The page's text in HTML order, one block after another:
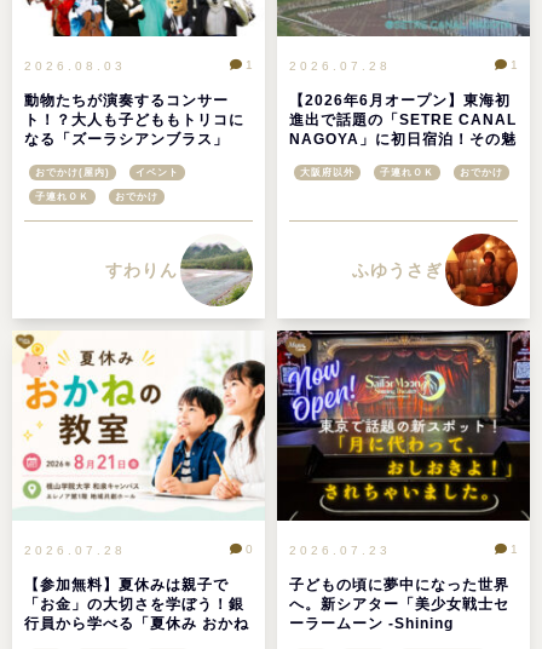
2026.08.03
動物たちが演奏するコンサー
ト！？大人も子どももトリコに
なる「ズーラシアンブラス」
1
おでかけ(屋内) イベント
子連れＯＫ おでかけ
すわりん
2026.07.28
【2026年6月オープン】東海初
進出で話題の「SETRE CANAL
NAGOYA」に初日宿泊！その魅
1
大阪府以外 子連れＯＫ おでかけ
ふゆうさぎ
2026.07.28
【参加無料】夏休みは親子で
「お金」の大切さを学ぼう！銀
行員から学べる「夏休み おかね
0 2026.07.23
子どもの頃に夢中になった世界
へ。新シアター「美少女戦士セ
ーラームーン -Shining
1